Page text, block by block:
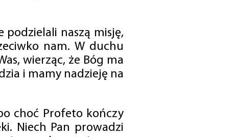
podzielali naszą misję,
nam. W duchu
wierząc, że Bóg ma
i mamy nadzieję na
choć Profeto kończy
Niech Pan prowadzi